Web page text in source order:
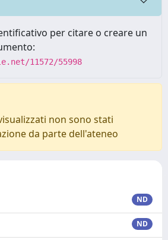
per citare o creare un
11572/55998
non sono stati
da parte dell'ateneo
ND
ND